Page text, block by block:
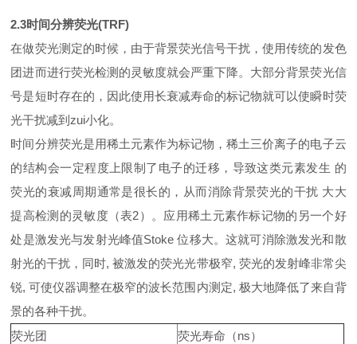
2.3时间分辨荧光(TRF)
在做荧光测定的时候，由于背景荧光信号干扰，使用传统的发色
团进而进行荧光检测的灵敏度就会严重下降。大部分背景荧光信
号是短时存在的，因此使用长衰减寿命的标记物就可以使瞬时荧
光干扰减到zui小化。
时间分辨荧光是用稀土元素作为标记物，稀土三价离子的电子云
的结构会一定程度上限制了电子的迁移，导致这类元素发生 的
荧光的衰减周期通常是很长的，从而消除背景荧光的干扰 大大
提高检测的灵敏度（表2）。应用稀土元素作标记物的另一个好
处是激发光与发射光峰值Stoke 位移大。这就可消除激发光和散
射光的干扰，同时, 被激发的荧光光带极窄, 荧光的发射峰非常尖
锐, 可使仪器调整在极窄的波长范围内测定, 极大地降低了来自背
景的各种干扰。
荧光团
荧光寿命（ns）